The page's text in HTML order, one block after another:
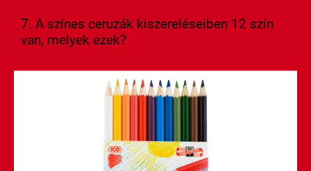
7. A színes ceruzák kiszereléseiben 12 szín
van, melyek ezek?